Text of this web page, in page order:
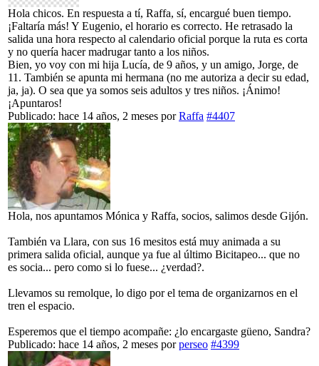
Hola chicos. En respuesta a tí, Raffa, sí, encargué buen tiempo.
¡Faltaría más! Y Eugenio, el horario es correcto. He retrasado la
salida una hora respecto al calendario oficial porque la ruta es corta
y no quería hacer madrugar tanto a los niños.
Bien, yo voy con mi hija Lucía, de 9 años, y un amigo, Jorge, de
11. También se apunta mi hermana (no me autoriza a decir su edad,
ja, ja). O sea que ya somos seis adultos y tres niños. ¡Ánimo!
¡Apuntaros!
Publicado: hace 14 años, 2 meses porRaffa #4407
Hola, nos apuntamos Mónica y Raffa, socios, salimos desde Gijón.
También va Llara, con sus 16 mesitos está muy animada a su
primera salida oficial, aunque ya fue al último Bicitapeo... que no
es socia... pero como si lo fuese... ¿verdad?.
Llevamos su remolque, lo digo por el tema de organizarnos en el
tren el espacio.
Esperemos que el tiempo acompañe: ¿lo encargaste güeno, Sandra?
Publicado: hace 14 años, 2 meses porperseo #4399